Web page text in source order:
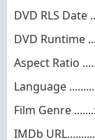
DVD RLS Date
DVD Runtime
Aspect Ratio
Language
Film Genre
IMDb